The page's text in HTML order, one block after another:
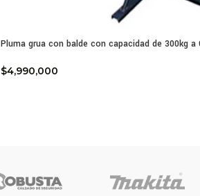
Pluma grua con balde con capacidad de 300kg a
$4,990,000